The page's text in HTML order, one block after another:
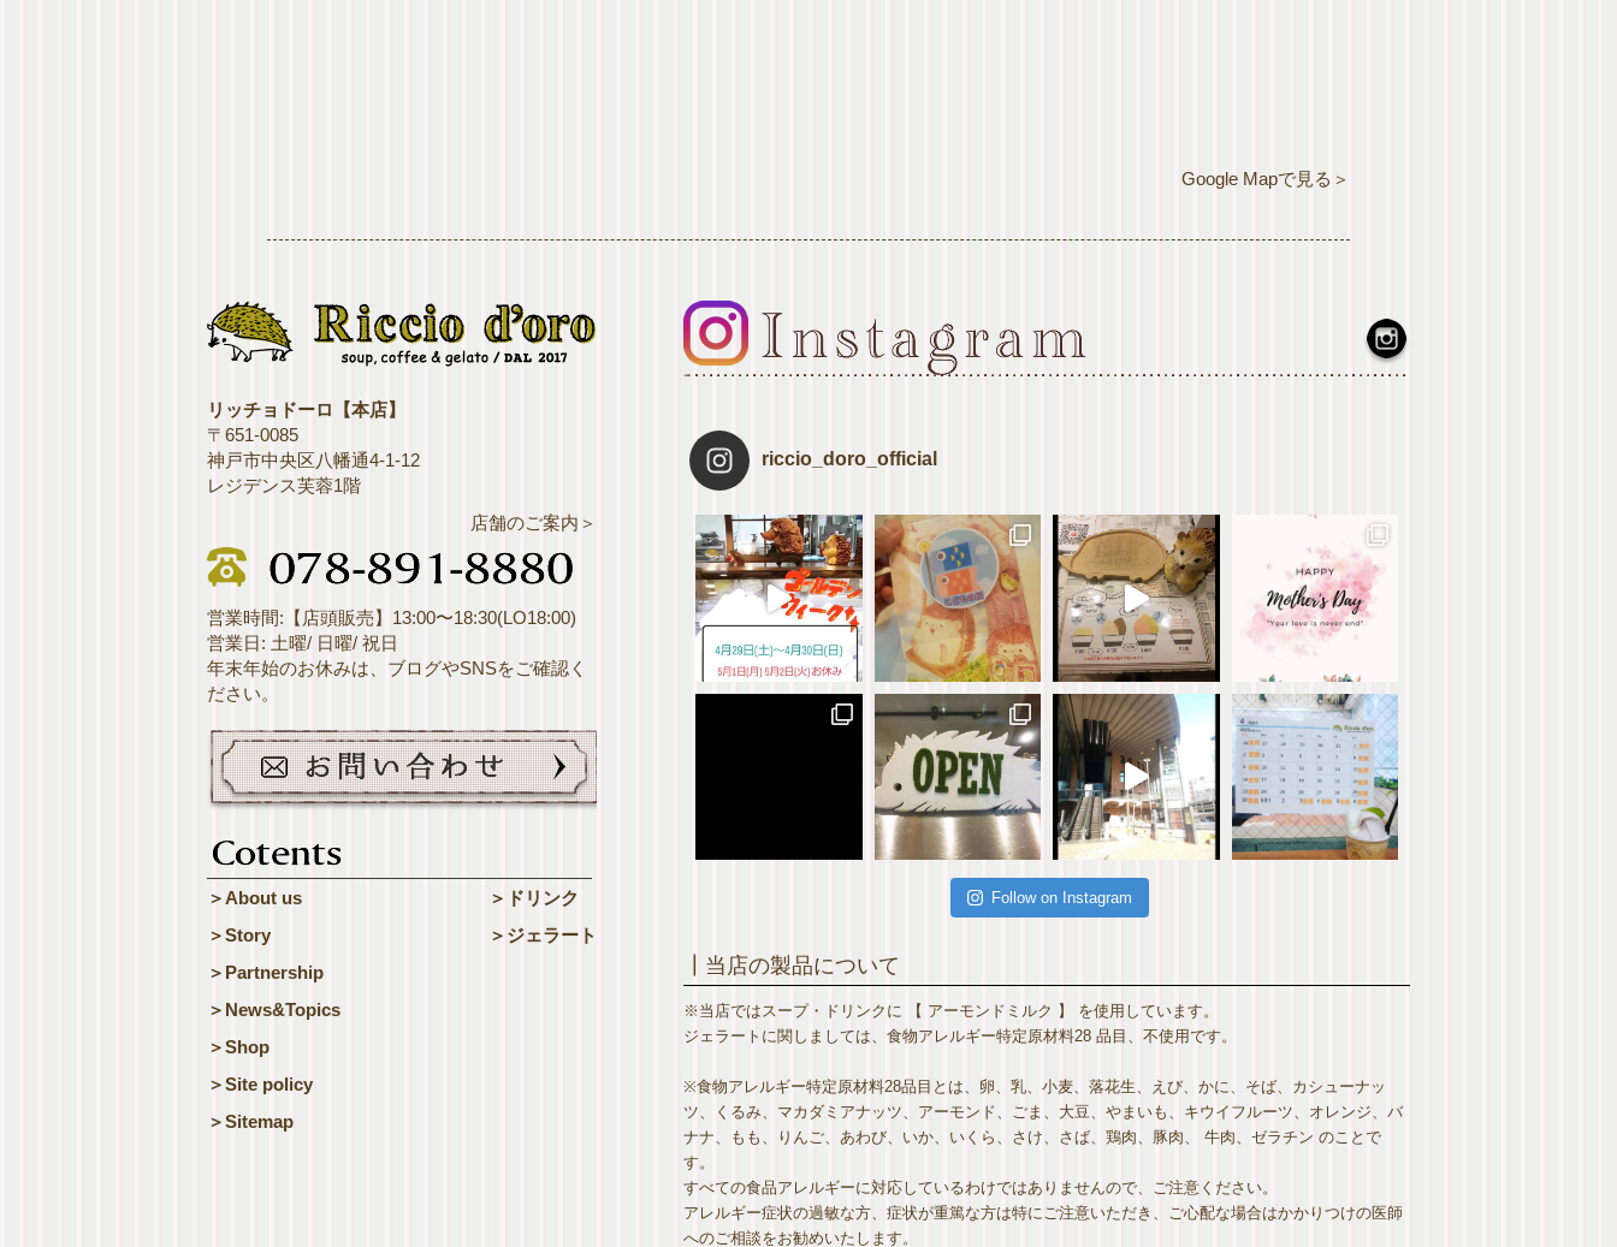
Google Mapで見る＞
リッチョドーロ【本店】
〒651-0085
神戸市中央区八幡通4-1-12
レジデンス芙蓉1階
店舗のご案内＞
営業時間:【店頭販売】13:00〜18:30(LO18:00)
営業日: 土曜/ 日曜/ 祝日
年末年始のお休みは、ブログやSNSをご確認く
ださい。
＞About us
＞Story
＞Partnership
＞News&Topics
＞Shop
＞Site policy
＞Sitemap
＞ドリンク
＞ジェラート
riccio_doro_official
Follow on Instagram
┃当店の製品について
※当店ではスープ・ドリンクに 【 アーモンドミルク 】 を使用しています。
ジェラートに関しましては、食物アレルギー特定原材料28 品目、不使用です。
※食物アレルギー特定原材料28品目とは、卵、乳、小麦、落花生、えび、かに、そば、カシューナッ
ツ、くるみ、マカダミアナッツ、アーモンド、ごま、大豆、やまいも、キウイフルーツ、オレンジ、バ
ナナ、もも、りんご、あわび、いか、いくら、さけ、さば、鶏肉、豚肉、 牛肉、ゼラチン のことで
す。
すべての食品アレルギーに対応しているわけではありませんので、ご注意ください。
アレルギー症状の過敏な方、症状が重篤な方は特にご注意いただき、ご心配な場合はかかりつけの医師
へのご相談をお勧めいたします。